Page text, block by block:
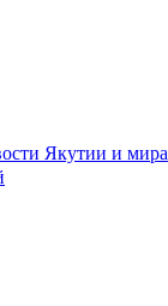
Якутии и мира